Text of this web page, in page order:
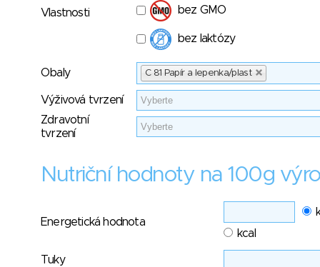
Vlastnosti bez GMO
bez laktózy
Obaly C 81 Papír a lepenka/plast
Výživová tvrzení
Zdravotní
tvrzení
Nutriční hodnoty na 100g
Energetická hodnota
kcal
Tuky